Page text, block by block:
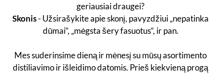
geriausiai draugei?
Skonis- Užsirašykite apie skonį, pavyzdžiui „nepatinka
dūmai“, „mėgsta šery fasuotus“, ir pan.
Mes suderinsime dieną ir mėnesį su mūsų asortimento
distiliavimo ir išleidimo datomis. Prieš kiekvieną progą